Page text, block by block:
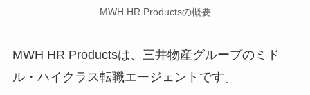
MWH HR Productsの概要
MWH HR Productsは、三井物産グループのミド
ル・ハイクラス転職エージェントです。